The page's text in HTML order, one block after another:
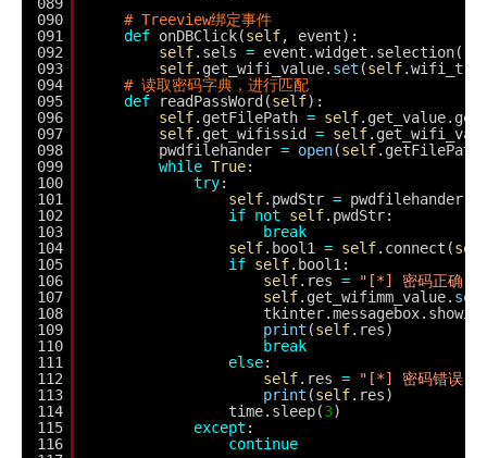
089
090
091
092
093
094
095
096
097
098
099
100
101
102
103
104
105
106
107
108
109
110
111
112
113
114
115
116
# Treeview绑定事件
def onDBClick(self, event):
self.sels = event.widget.selection()
self.get_wifi_value. set (self
# 读取密码字典，进行匹配
def
readPassWord(self):
self.getFilePath = self
self.get_wifissid = self
pwdfilehander = open(self
while True:
try:
self.pwdStr =
if not self.pwdStr:
break
self.bool1 = self.connect(
if self.bool1:
self.res =
"[*] 密码正确！
self.get_wifimm_value. set
print (self.res)
break
else:
self.res =
"[*] 密码错误！
print (self.res)
time.sleep(3)
except :
continue